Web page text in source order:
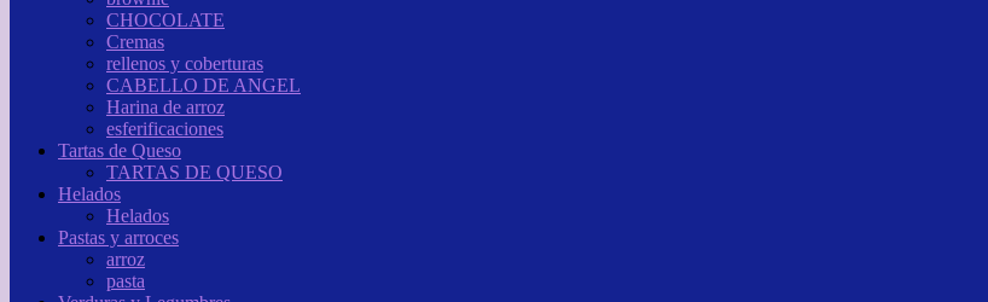
CHOCOLATE
Cremas
rellenos y coberturas
CABELLO DE ANGEL
Harina de arroz
esferificaciones
Tartas de Queso
TARTAS DE QUESO
Helados
Helados
Pastas y arroces
arroz
pasta